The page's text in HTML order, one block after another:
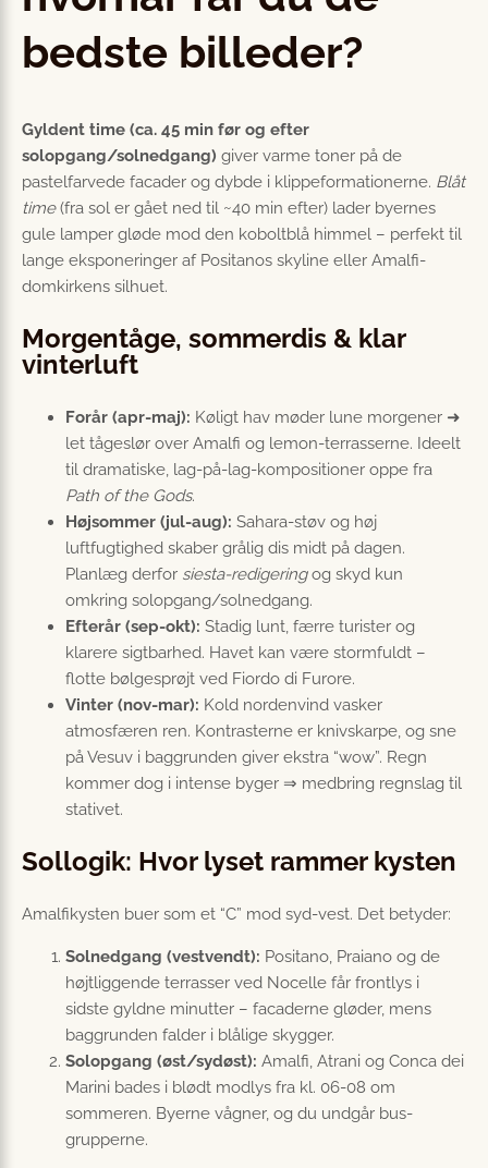
bedste billeder?
Gyldent time (ca. 45 min før og efter
solopgang/solnedgang) giver varme toner på de
pastelfarvede facader og dybde i klippeformationerne. Blåt
time(fra sol er gået ned til ~40 min efter) lader byernes
gule lamper gløde mod den koboltblå himmel – perfekt til
lange eksponeringer af Positanos skyline eller Amalfi-
domkirkens silhuet.
Morgentåge, sommerdis & klar
vinterluft
Forår (apr-maj): Køligt hav møder lune morgener ➜
let tågeslør over Amalfi og lemon-terrasserne. Ideelt
til dramatiske, lag-på-lag-kompositioner oppe fra
Path of the Gods.
Højsommer (jul-aug): Sahara-støv og høj
luftfugtighed skaber grålig dis midt på dagen.
Planlæg derfor siesta-redigeringog skyd kun
omkring solopgang/solnedgang.
Efterår (sep-okt): Stadig lunt, færre turister og
klarere sigtbarhed. Havet kan være stormfuldt –
flotte bølgesprøjt ved Fiordo di Furore.
Vinter (nov-mar): Kold nordenvind vasker
atmosfæren ren. Kontrasterne er knivskarpe, og sne
på Vesuv i baggrunden giver ekstra “wow”. Regn
kommer dog i intense byger ⇒ medbring regnslag til
stativet.
Sollogik: Hvor lyset rammer kysten
Amalfikysten buer som et “C” mod syd-vest. Det betyder:
Solnedgang (vestvendt): Positano, Praiano og de
højtliggende terrasser ved Nocelle får frontlys i
sidste gyldne minutter – facaderne gløder, mens
baggrunden falder i blålige skygger.
Solopgang (øst/sydøst): Amalfi, Atrani og Conca dei
Marini bades i blødt modlys fra kl. 06-08 om
sommeren. Byerne vågner, og du undgår bus-
grupperne.